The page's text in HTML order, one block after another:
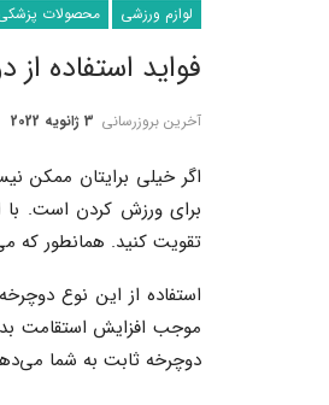
لوازم ورزشی محصولات
فواید استفاده
آخرین بروزرسانی 3 ژانویه 2022
اگر خیلی برایتان ممکن
برای ورزش کردن است. با
تقویت کنید. همانطور که
استفاده از این نوع
موجب افزایش استقامت
دوچرخه ثابت به شما